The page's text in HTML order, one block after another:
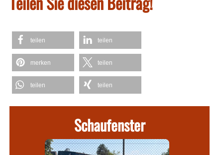
teilen teilen
merken teilen
teilen teilen
Schaufenster